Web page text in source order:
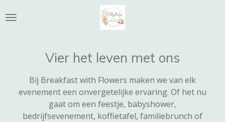
direct
hoofdinhoudVier het leven met ons
Bij Breakfast with Flowers maken we van elk
evenement een onvergetelijke ervaring. Of het nu
gaat om een feestje, babyshower,
bedrijfsevenement, koffietafel, familiebrunch of